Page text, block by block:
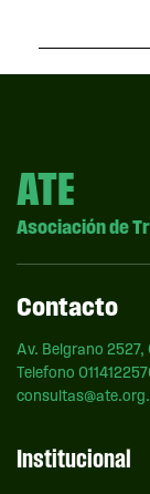
ATE
Asociación de
Contacto
Av. Belgrano 2527,
Telefono
Institucional